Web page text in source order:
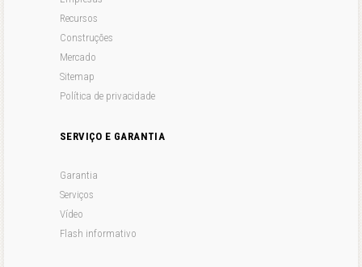
Recursos
Construções
Mercado
Sitemap
Política de privacidade
SERVIÇO E GARANTIA
Garantia
Serviços
Vídeo
Flash informativo